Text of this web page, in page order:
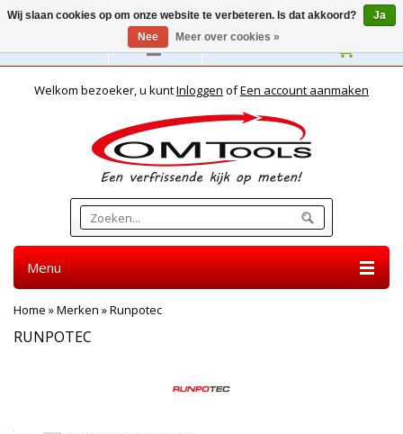
Nederlands
Welkom bezoeker, u kuntInloggen ofEen account aanmaken
Menu
Home »Merken »Runpotec
RUNPOTEC
Wij slaan cookies op om onze website te verbeteren. Is dat akkoord?
Ja
Nee
Meer over cookies »